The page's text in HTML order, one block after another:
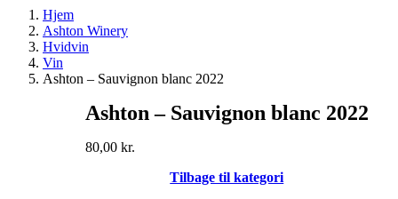
Hjem
Ashton Winery
Hvidvin
Vin
Ashton – Sauvignon blanc 2022
Ashton – Sauvignon blanc 2022
80,00kr.
Tilbage til kategori